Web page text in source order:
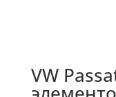
VW